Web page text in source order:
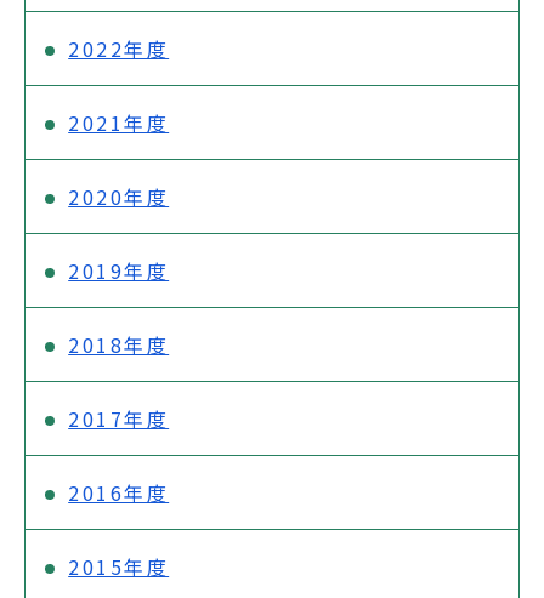
2022年度
2021年度
2020年度
2019年度
2018年度
2017年度
2016年度
2015年度